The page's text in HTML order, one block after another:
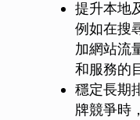
提升本地
例如在搜
加網站流
和服務的
穩定長期
牌競爭時